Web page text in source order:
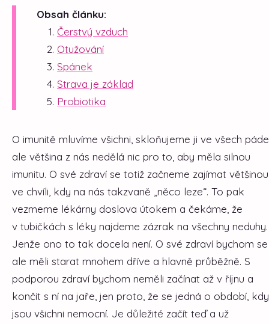
Obsah článku:
Čerstvý vzduch
Otužování
Spánek
Strava je základ
Probiotika
O imunitě mluvíme všichni, skloňujeme ji ve všech
ale většina z nás nedělá nic pro to, aby měla silnou
imunitu. O své zdraví se totiž začneme zajímat
ve chvíli, kdy na nás takzvaně „něco leze“. To pak
vezmeme lékárny doslova útokem a čekáme, že
v tubičkách s léky najdeme zázrak na všechny neduhy.
Jenže ono to tak docela není. O své zdraví bychom se
ale měli starat mnohem dříve a hlavně průběžně. S
podporou zdraví bychom neměli začínat až v říjnu a
končit s ní na jaře, jen proto, že se jedná o období, kdy
jsou všichni nemocní. Je důležité začít teď a už